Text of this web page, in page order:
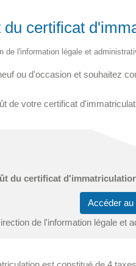
du certificat
de l'information légale et
ou d'occasion et souhaitez
de votre certificat
du certificat
Accéder
de l'information légale et